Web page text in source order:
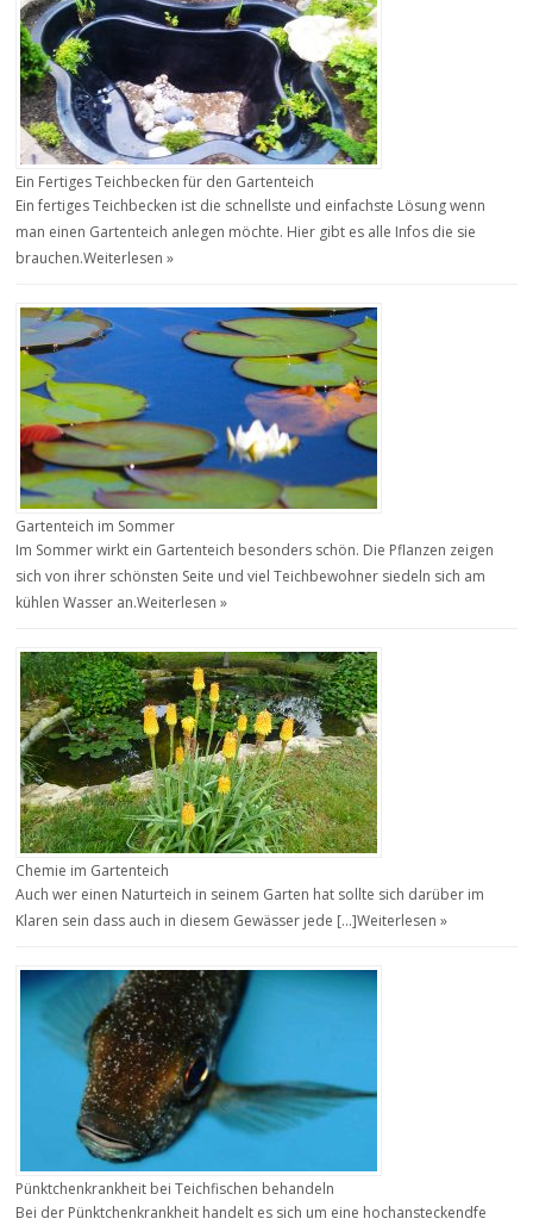
Ein Fertiges Teichbecken für den Gartenteich
Ein fertiges Teichbecken ist die schnellste und einfachste Lösung wenn
man einen Gartenteich anlegen möchte. Hier gibt es alle Infos die sie
brauchen.Weiterlesen »
Gartenteich im Sommer
Im Sommer wirkt ein Gartenteich besonders schön. Die Pflanzen zeigen
sich von ihrer schönsten Seite und viel Teichbewohner siedeln sich am
kühlen Wasser an.Weiterlesen »
Chemie im Gartenteich
Auch wer einen Naturteich in seinem Garten hat sollte sich darüber im
Klaren sein dass auch in diesem Gewässer jede […]Weiterlesen »
Pünktchenkrankheit bei Teichfischen behandeln
Bei der Pünktchenkrankheit handelt es sich um eine hochansteckendfe